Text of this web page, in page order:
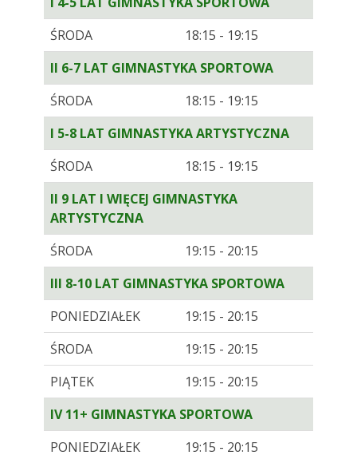
ŚRODA
18:15 - 19:15
II 6-7 LAT GIMNASTYKA SPORTOWA
ŚRODA
18:15 - 19:15
I 5-8 LAT GIMNASTYKA ARTYSTYCZNA
ŚRODA
18:15 - 19:15
II 9 LAT I WIĘCEJ GIMNASTYKA
ARTYSTYCZNA
ŚRODA
19:15 - 20:15
III 8-10 LAT GIMNASTYKA SPORTOWA
PONIEDZIAŁEK
19:15 - 20:15
ŚRODA
19:15 - 20:15
PIĄTEK
19:15 - 20:15
IV 11+ GIMNASTYKA SPORTOWA
PONIEDZIAŁEK
19:15 - 20:15